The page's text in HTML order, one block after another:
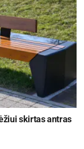
skirtas antras